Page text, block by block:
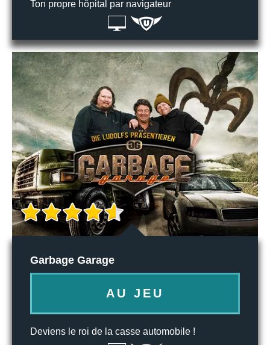
Ton propre hôpital par navigateur
Garbage Garage
AU JEU
Deviens le roi de la casse automobile !